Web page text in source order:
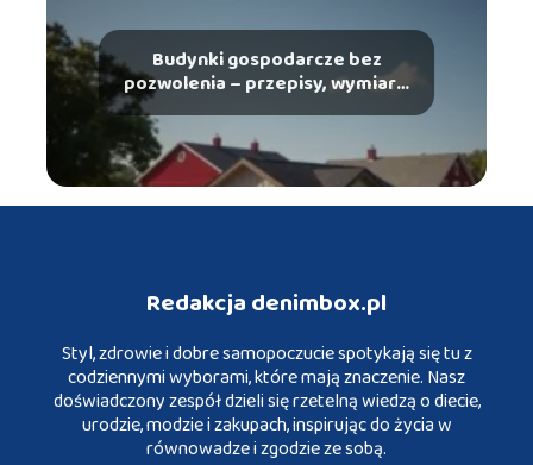
Budynki gospodarcze bez
pozwolenia – przepisy, wymiary,
wymagania
Redakcja denimbox.pl
Styl, zdrowie i dobre samopoczucie spotykają się tu z
codziennymi wyborami, które mają znaczenie. Nasz
doświadczony zespół dzieli się rzetelną wiedzą o diecie,
urodzie, modzie i zakupach, inspirując do życia w
równowadze i zgodzie ze sobą.